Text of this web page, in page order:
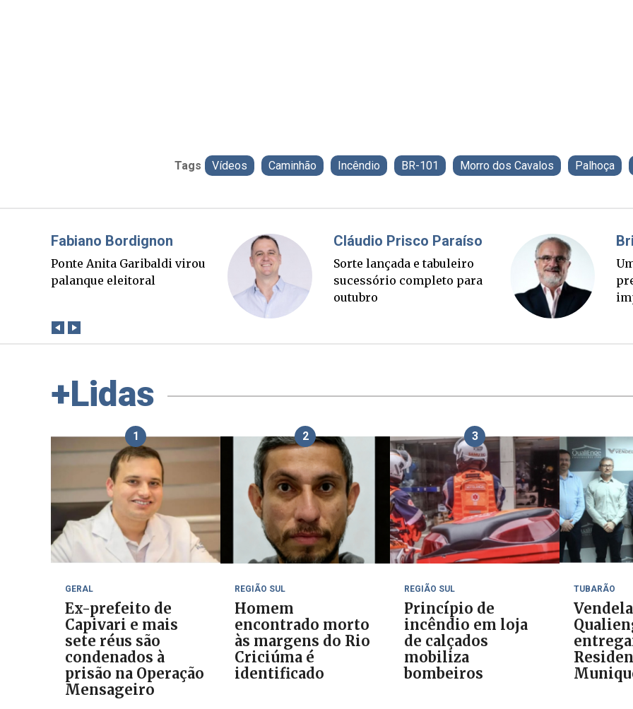
Tags Vídeos Caminhão Incêndio BR-101 Morro dos Cavalos Palhoça
Misael Elias
O Boato corre mais rápido
que a verdade. Mas quem
Fabiano Bordignon
Ponte Anita Garibaldi virou
palanque eleitoral
+Lidas
1
GERAL
Ex-prefeito de
Capivari e mais
sete réus são
condenados à
prisão na Operação
Mensageiro
2
REGIÃO SUL
Homem
encontrado morto
às margens do Rio
Criciúma é
identificado
3
REGIÃO SUL
Princípio de
incêndio em loja
de calçados
mobiliza
bombeiros
TUBARÃO